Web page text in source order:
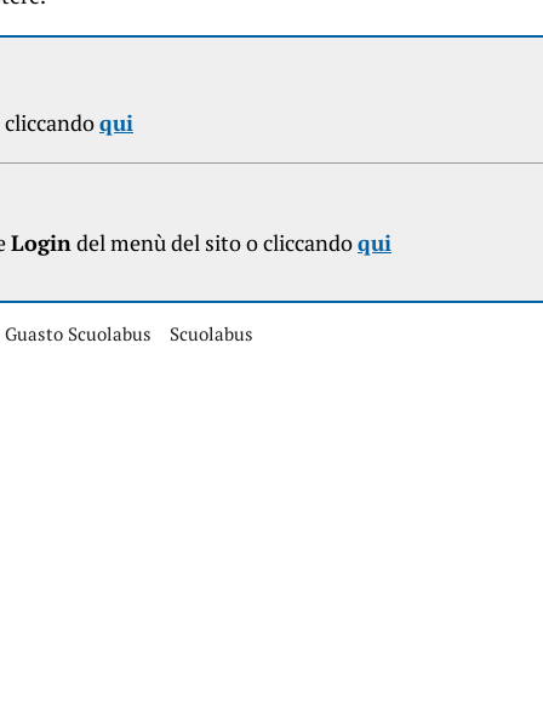
cliccandoqui
Logindel menù del sito o cliccandoqui
Guasto Scuolabus
Scuolabus